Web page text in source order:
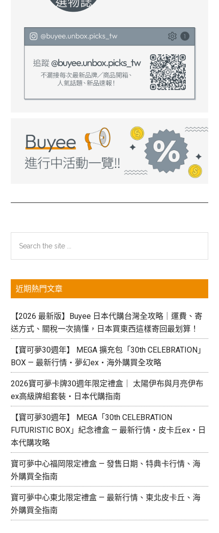
主
要
資
訊
欄
the
近期熱門文章
【2026 最新版】Buyee 日本代購台灣全攻略｜運費、寄
送方式、關稅一次搞懂，日本買東西這樣寄回最划算！
【寶可夢30週年】 MEGA 擴充包「30th CELEBRATION」
BOX — 最新行情・夢幻ex・海外購買全攻略
2026寶可夢卡牌30週年限定禮盒｜ 太陽伊布與月亮伊布
ex高級牌組套裝・日本代購指南
【寶可夢30週年】 MEGA「30th CELEBRATION
FUTURISTIC BOX」紀念禮盒 — 最新行情・皮卡丘ex・日
本代購攻略
寶可夢中心福岡限定禮盒 — 發售日期、特典卡行情、海
外購買全指南
寶可夢中心東北限定禮盒 — 最新行情、東北皮卡丘、海
外購買全指南